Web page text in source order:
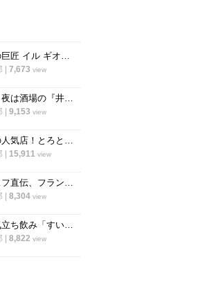
イタリアンの巨匠 イル ギオットーネ笹島シェフ直伝「ボンゴレビアンコ」の作り方
7,673 view
昼は材木店、夜は酒場の『井倉木材』が教える「裏技チャーハン（焼き飯）」の作り方！
9,153 view
京都で話題の人気店！とろとろ濃厚バスクチーズケーキの作り方〜「フォーチュンガーデン京都」
15,911 view
フレンチシェフ直伝、フランスの家庭料理『ジャガイモとミートソースのグラタン』の作り方
8,304 view
京都の超人気立ち飲み「すいば」が美味しい『から揚げ』の作り方を伝授！
8,822 view